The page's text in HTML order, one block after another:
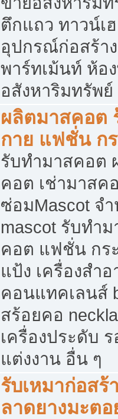
ตึกแถว ทาวน์เ
อุปกรณ์ก่อสร้า
พาร์ทเม้นท์ ห้อ
อสังหาริมทรัพ
ผลิตมาสคอต
กาย แฟชั่น กร
รับทำมาสคอต
คอต เช่ามาสค
ซ่อมMascot จ
mascot รับทำ
คอต แฟชั่น กระ
แป้ง เครื่องสำ
คอนแทคเลนส์
สร้อยคอ
เครื่องประดับ ร
แต่งงาน อื่น ๆ
รับเหมาก่อส
ลาดยางมะต